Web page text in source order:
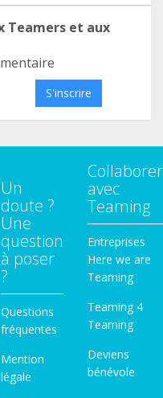
Teamers et aux
S'inscrire
Un
doute ?
Une
question
à poser
?
Questions
fréquentes
Mention
légale
Collaborer
avec
Teaming
Entreprises
Here we are
Teaming
Teaming 4
Teaming
Deviens
bénévole